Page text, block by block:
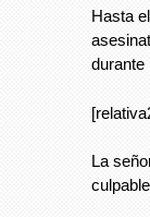
Hasta
durante
La